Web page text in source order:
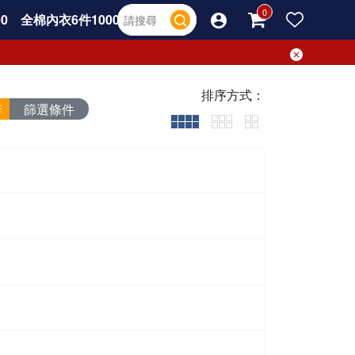
全棉內衣6件1000
篩選條件
排序方式：